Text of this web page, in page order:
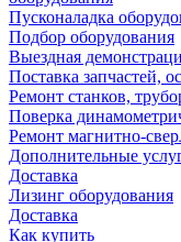
Пусконаладка
Подбор оборудования
Выездная
Поставка запчастей,
Ремонт станков,
Поверка
Ремонт магнитно-
Дополнительные
Доставка
Лизинг оборудования
Доставка
Как купить